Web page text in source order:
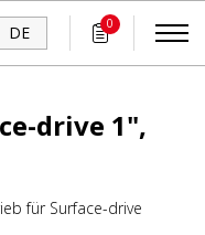
DE 0
drive 1",
für Surface-drive